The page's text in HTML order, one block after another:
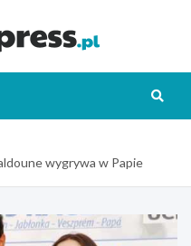
wygrywa w Papie